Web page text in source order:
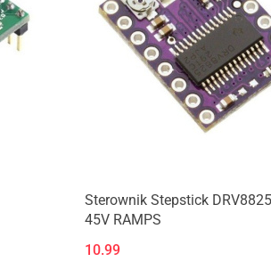
Produkt niedostępny
Sterownik Stepstick
45V RAMPS
10.99